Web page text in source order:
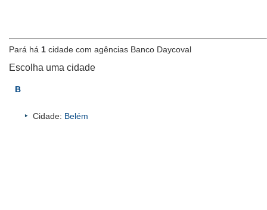
Pará há 1 cidade com agências Banco Daycoval
Escolha uma cidade
B
Cidade: Belém